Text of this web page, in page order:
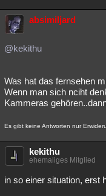
absimiljard
@kekithu
Was hat das fernsehen
Wenn man sich nciht
Kammeras
Es gibt keine Antworten nur
kekithu
ehemaliges Mitglied
in so einer situation, erst